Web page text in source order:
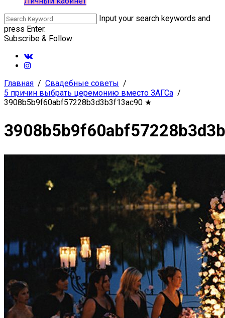
Input your search keywords and
press Enter.
Subscribe & Follow:
Главная
Свадебные советы
5 причин выбрать церемонию вместо ЗАГСа
3908b5b9f60abf57228b3d3b3f13ac90 ★